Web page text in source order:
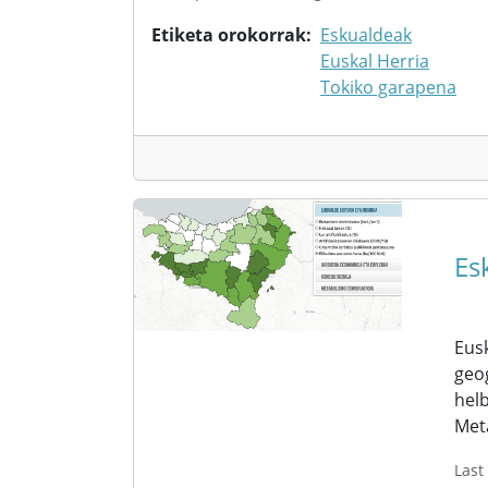
Etiketa orokorrak
Eskualdeak
Euskal Herria
Tokiko garapena